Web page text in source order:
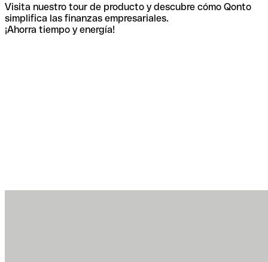
Visita nuestro tour de producto y descubre cómo Qonto
simplifica las finanzas empresariales.
¡Ahorra tiempo y energía!